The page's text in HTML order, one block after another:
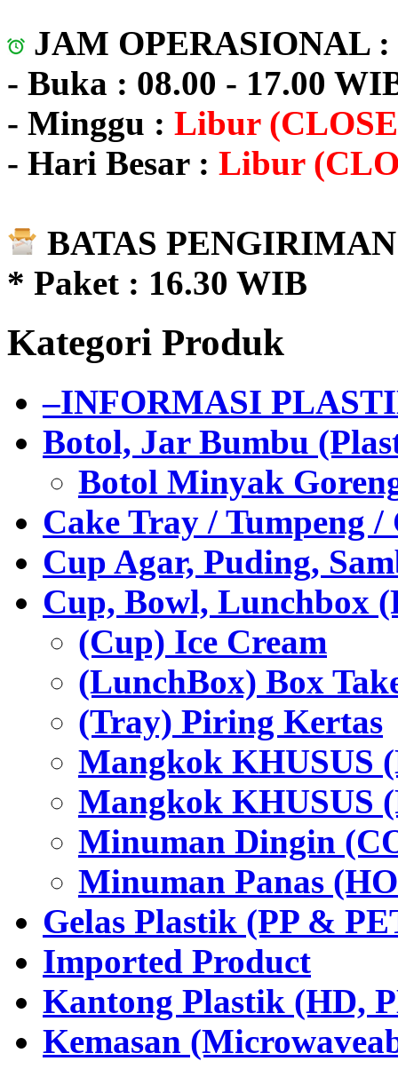
JAM OPERASIONAL :
- Buka : 08.00 - 17.00
- Minggu : Libur
- Hari Besar : Libur
BATAS
* Paket : 16.30 WIB
Kategori Produk
–INFORMASI
Botol, Jar Bumbu
Botol Minyak
Cake Tray / Tumpeng /
Cup Agar, Puding,
Cup, Bowl, Lunchbox
(Cup) Ice Cream
(LunchBox) Box
(Tray) Piring Kertas
Mangkok KHUSUS
Mangkok KHUSUS
Minuman Dingin
Minuman Panas
Gelas Plastik (PP &
Imported Product
Kantong Plastik (HD,
Kemasan